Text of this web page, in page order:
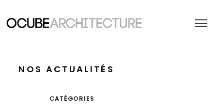
NOS ACTUALITÉS
CATÉGORIES